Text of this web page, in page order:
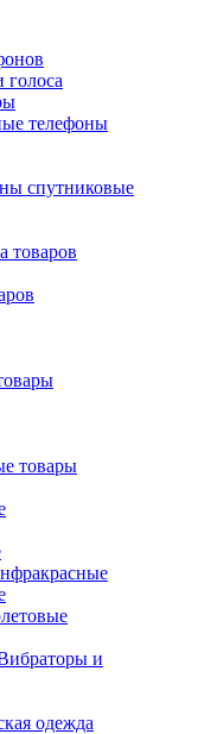
голоса
телефоны
спутниковые
товаров
товары
и
одежда